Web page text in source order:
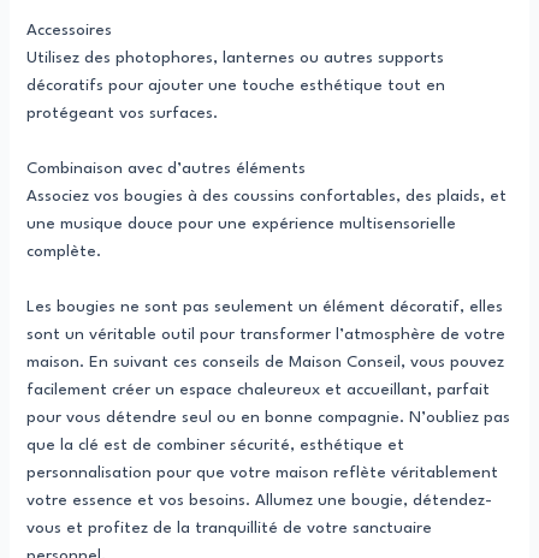
Accessoires
Utilisez des photophores, lanternes ou autres supports
décoratifs pour ajouter une touche esthétique tout en
protégeant vos surfaces.
Combinaison avec d’autres éléments
Associez vos bougies à des coussins confortables, des plaids, et
une musique douce pour une expérience multisensorielle
complète.
Les bougies ne sont pas seulement un élément décoratif, elles
sont un véritable outil pour transformer l’atmosphère de votre
maison. En suivant ces conseils de Maison Conseil, vous pouvez
facilement créer un espace chaleureux et accueillant, parfait
pour vous détendre seul ou en bonne compagnie. N’oubliez pas
que la clé est de combiner sécurité, esthétique et
personnalisation pour que votre maison reflète véritablement
votre essence et vos besoins. Allumez une bougie, détendez-
vous et profitez de la tranquillité de votre sanctuaire